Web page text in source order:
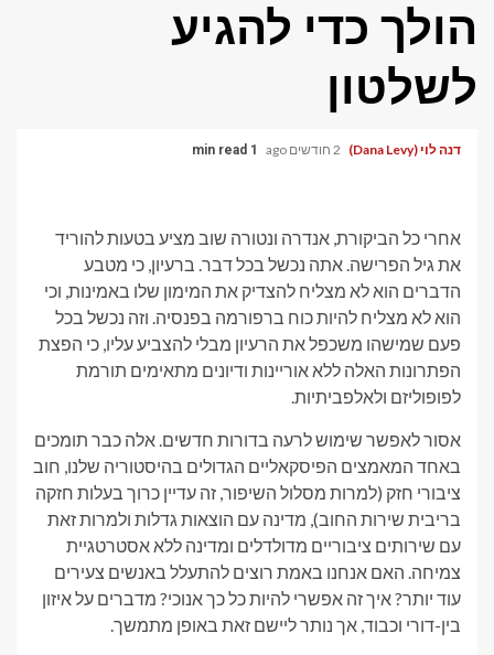
הולך כדי להגיע
לשלטון
דנה לוי (Dana Levy) 2 חודשים ago 1 min read
אחרי כל הביקורת, אנדרה ונטורה שוב מציע בטעות להוריד
את גיל הפרישה. אתה נכשל בכל דבר. ברעיון, כי מטבע
הדברים הוא לא מצליח להצדיק את המימון שלו באמינות, וכי
הוא לא מצליח להיות כוח ברפורמה בפנסיה. וזה נכשל בכל
פעם שמישהו משכפל את הרעיון מבלי להצביע עליו, כי הפצת
הפתרונות האלה ללא אוריינות ודיונים מתאימים תורמת
לפופוליזם ולאלפביתיות.
אסור לאפשר שימוש לרעה בדורות חדשים. אלה כבר תומכים
באחד המאמצים הפיסקאליים הגדולים בהיסטוריה שלנו, חוב
ציבורי חזק (למרות מסלול השיפור, זה עדיין כרוך בעלות חזקה
בריבית שירות החוב), מדינה עם הוצאות גדלות ולמרות זאת
עם שירותים ציבוריים מדולדלים ומדינה ללא אסטרטגיית
צמיחה. האם אנחנו באמת רוצים להתעלל באנשים צעירים
עוד יותר? איך זה אפשרי להיות כל כך אנוכי? מדברים על איזון
בין-דורי וכבוד, אך נותר ליישם זאת באופן מתמשך.